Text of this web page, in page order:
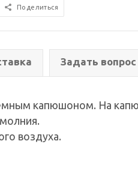
Поделиться
Задать вопрос
капюшоном. На
воздуха.